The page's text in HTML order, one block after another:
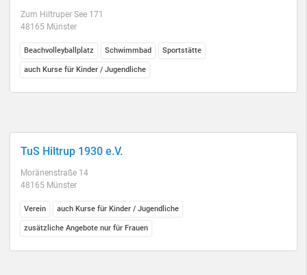
Zum Hiltruper See 171
48165 Münster
Beachvolleyballplatz Schwimmbad Sportstätte
auch Kurse für Kinder / Jugendliche
TuS Hiltrup 1930 e.V.
Moränenstraße 14
48165 Münster
Verein auch Kurse für Kinder / Jugendliche
zusätzliche Angebote nur für Frauen